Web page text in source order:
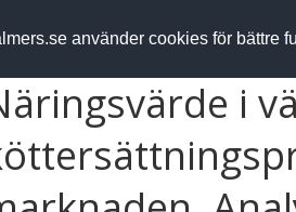
använder cookies för bättre
.chalmers.se
i